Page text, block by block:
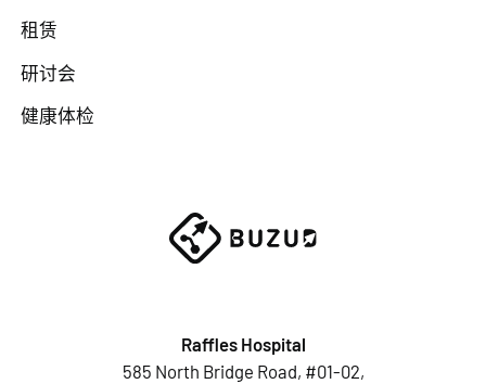
租赁
研讨会
健康体检
Raffles Hospital
585 North Bridge Road, #01-02,